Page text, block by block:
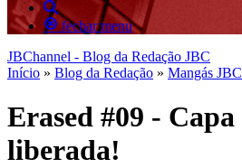
fechar menu
JBChannel - Blog da Redação JBC
Início » Blog da Redação » Mangás JBC
Erased #09 -
liberada!